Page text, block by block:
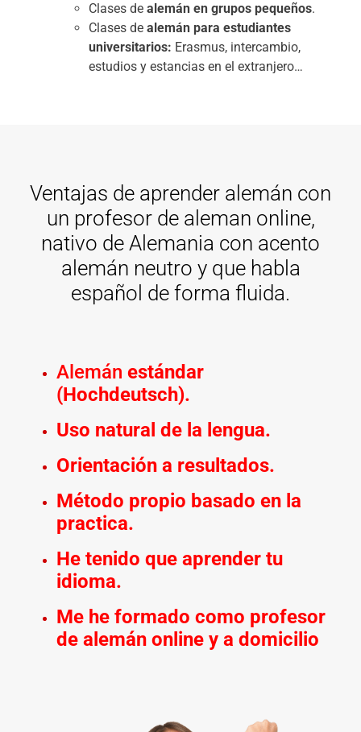
Clases de alemán en grupos pequeños.
Clases de alemán para estudiantes
universitarios: Erasmus, intercambio,
estudios y estancias en el extranjero…
Ventajas de aprender alemán con
un profesor de aleman online,
nativo de Alemania con acento
alemán neutro y que habla
español de forma fluida.
Alemán estándar
(Hochdeutsch).
Uso natural de la lengua.
Orientación a resultados.
Método propio basado en la
practica.
He tenido que aprender tu
idioma.
Me he formado como profesor
de alemán online y a domicilio